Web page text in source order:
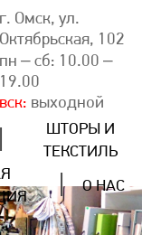
г. Омск, ул.
Октябрьская, 102
пн – сб: 10.00 –
19.00
вск: выходной
ШТОРЫ И
ТЕКСТИЛЬ
О НАС